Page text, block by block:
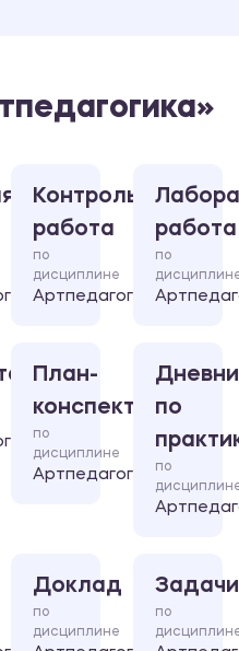
Контрольная
работа
по
дисциплине
Артпедагогика
работа
по
План-
конспект
по
дисциплине
Артпедагогика
по
по
Доклад
по
дисциплине
Задачи
по